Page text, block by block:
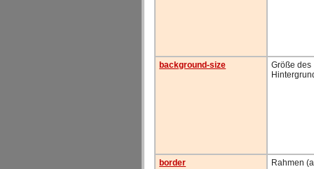
background-size
Größe des
border Rahmen